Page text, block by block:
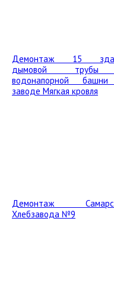
Демонтаж 15
дымовой
водонапорной
заводе Мягкая кровля
Демонтаж
Хлебзавода №9